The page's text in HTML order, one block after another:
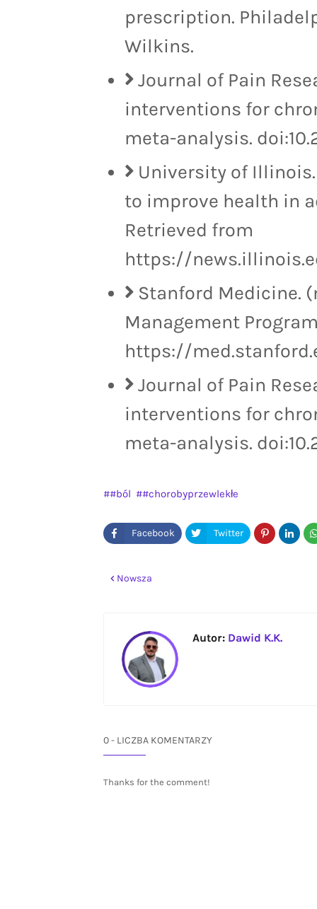
prescription.
Wilkins.
Journal of Pain
interventions for
meta-analysis.
University of
to improve health in
Retrieved from
https://
Stanford Medicine.
Management
https://
Journal of Pain
interventions for
meta-analysis.
#ból #chorobyprzewlekłe
Nowsza
Autor: Dawid K.K.
0 - LICZBA KOMENTARZY
Thanks for the comment!